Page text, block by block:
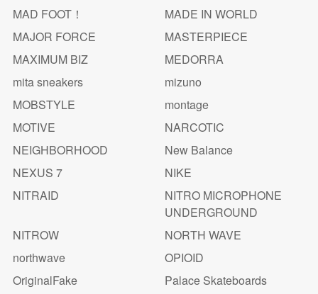
MAD FOOT！
MADE IN WORLD
MAJOR FORCE
MASTERPIECE
MAXIMUM BIZ
MEDORRA
mita sneakers
mizuno
MOBSTYLE
montage
MOTIVE
NARCOTIC
NEIGHBORHOOD
New Balance
NEXUS 7
NIKE
NITRAID
NITRO MICROPHONE
UNDERGROUND
NITROW
NORTH WAVE
northwave
OPIOID
OriginalFake
Palace Skateboards